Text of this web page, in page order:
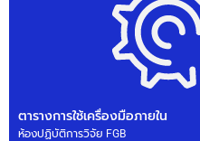
ตารางการใช้เครื่องมือภายใน
ห้องปฏิบัติการวิจัย FGB